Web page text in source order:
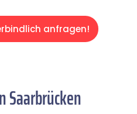
anfragen!
Saarbrücken